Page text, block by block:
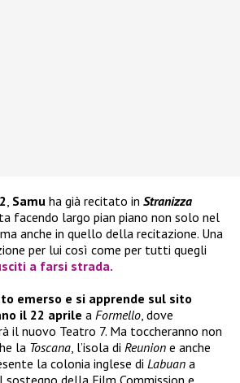
, Samu ha già recitato in Stranizza
facendo largo pian piano non solo nel
anche in quello della recitazione. Una
per lui così come per tutti quegli
a farsi strada.
emerso e si apprende sul sito
il 22 aprile a Formello, dove
il nuovo Teatro 7. Ma toccheranno non
la Toscana, l’isola di Reunion e anche
la colonia inglese di Labuan a